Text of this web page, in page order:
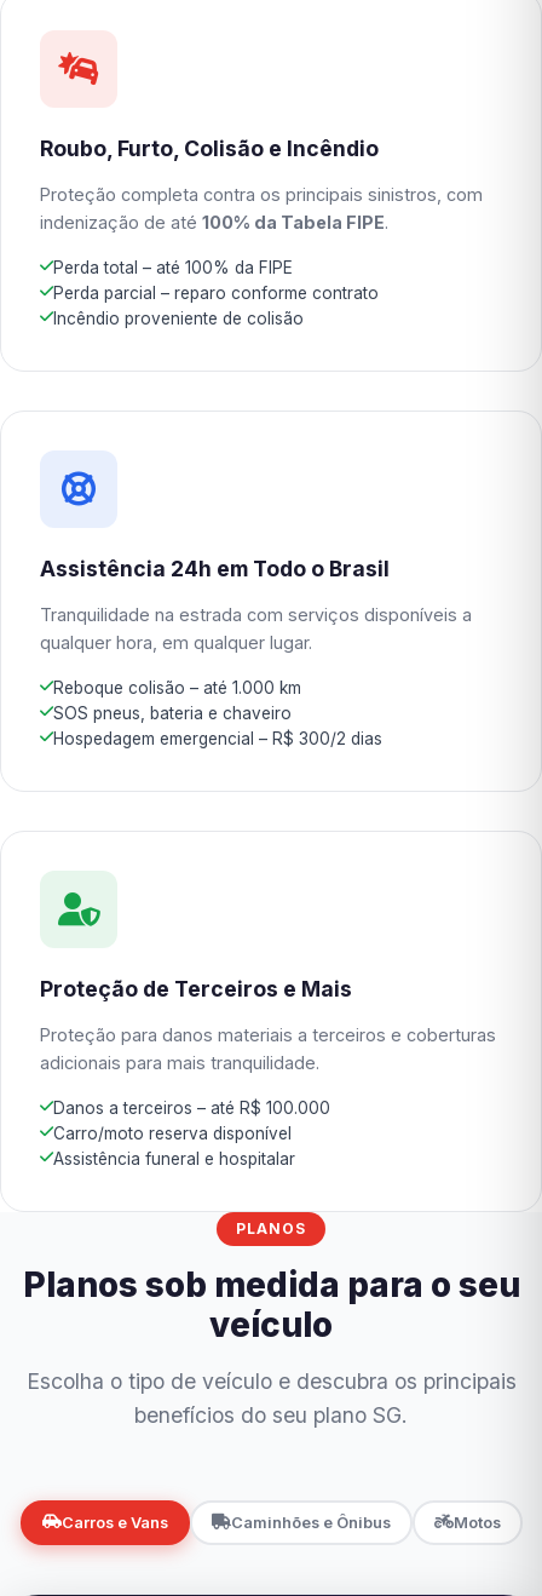
Roubo, Furto, Colisão e Incêndio
Proteção completa contra os principais sinistros, com
indenização de até 100% da Tabela FIPE.
Perda total – até 100% da FIPE
Perda parcial – reparo conforme contrato
Incêndio proveniente de colisão
Assistência 24h em Todo o Brasil
Tranquilidade na estrada com serviços disponíveis a
qualquer hora, em qualquer lugar.
Reboque colisão – até 1.000 km
SOS pneus, bateria e chaveiro
Hospedagem emergencial – R$ 300/2 dias
Proteção de Terceiros e Mais
Proteção para danos materiais a terceiros e coberturas
adicionais para mais tranquilidade.
Danos a terceiros – até R$ 100.000
Carro/moto reserva disponível
Assistência funeral e hospitalar
PLANOS
Planos sob medida para o seu
veículo
Escolha o tipo de veículo e descubra os principais
benefícios do seu plano SG.
Carros e Vans Caminhões e Ônibus Motos